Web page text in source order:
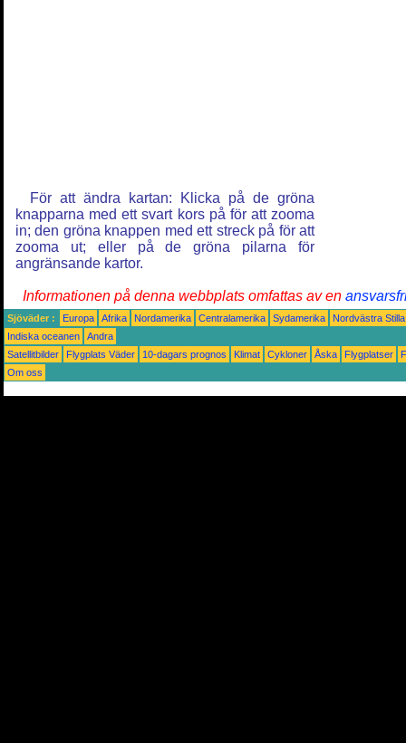
För att ändra kartan: Klicka på de gröna
knapparna med ett svart kors på för att zooma
in; den gröna knappen med ett streck på för att
zooma ut; eller på de gröna pilarna för
angränsande kartor.
Informationen på denna webbplats omfattas av en
Sjöväder : Europa Afrika Nordamerika Centralamerika Sydamerika
Nordvästra
Indiska oceanen
Andra
Satellitbilder
Flygplats Väder 10-dagars prognos Klimat Cykloner Åska Flygplatser
Om oss